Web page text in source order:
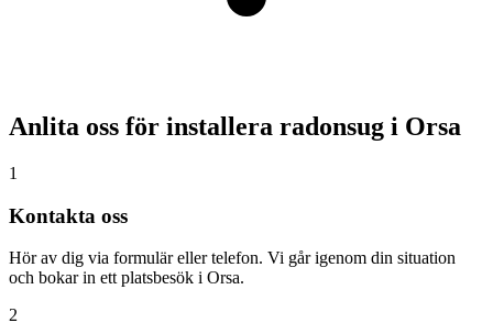
Anlita oss för installera radonsug i Orsa
1
Kontakta oss
Hör av dig via formulär eller telefon. Vi går igenom din situation
och bokar in ett platsbesök i Orsa.
2